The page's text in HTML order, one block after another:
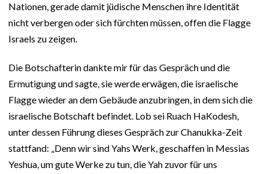
Nationen, gerade damit jüdische Menschen ihre Identität
nicht verbergen oder sich fürchten müssen, offen die Flagge
Israels zu zeigen.
Die Botschafterin dankte mir für das Gespräch und die
Ermutigung und sagte, sie werde erwägen, die israelische
Flagge wieder an dem Gebäude anzubringen, in dem sich die
israelische Botschaft befindet. Lob sei Ruach HaKodesh,
unter dessen Führung dieses Gespräch zur Chanukka-Zeit
stattfand: „Denn wir sind Yahs Werk, geschaffen in Messias
Yeshua, um gute Werke zu tun, die Yah zuvor für uns